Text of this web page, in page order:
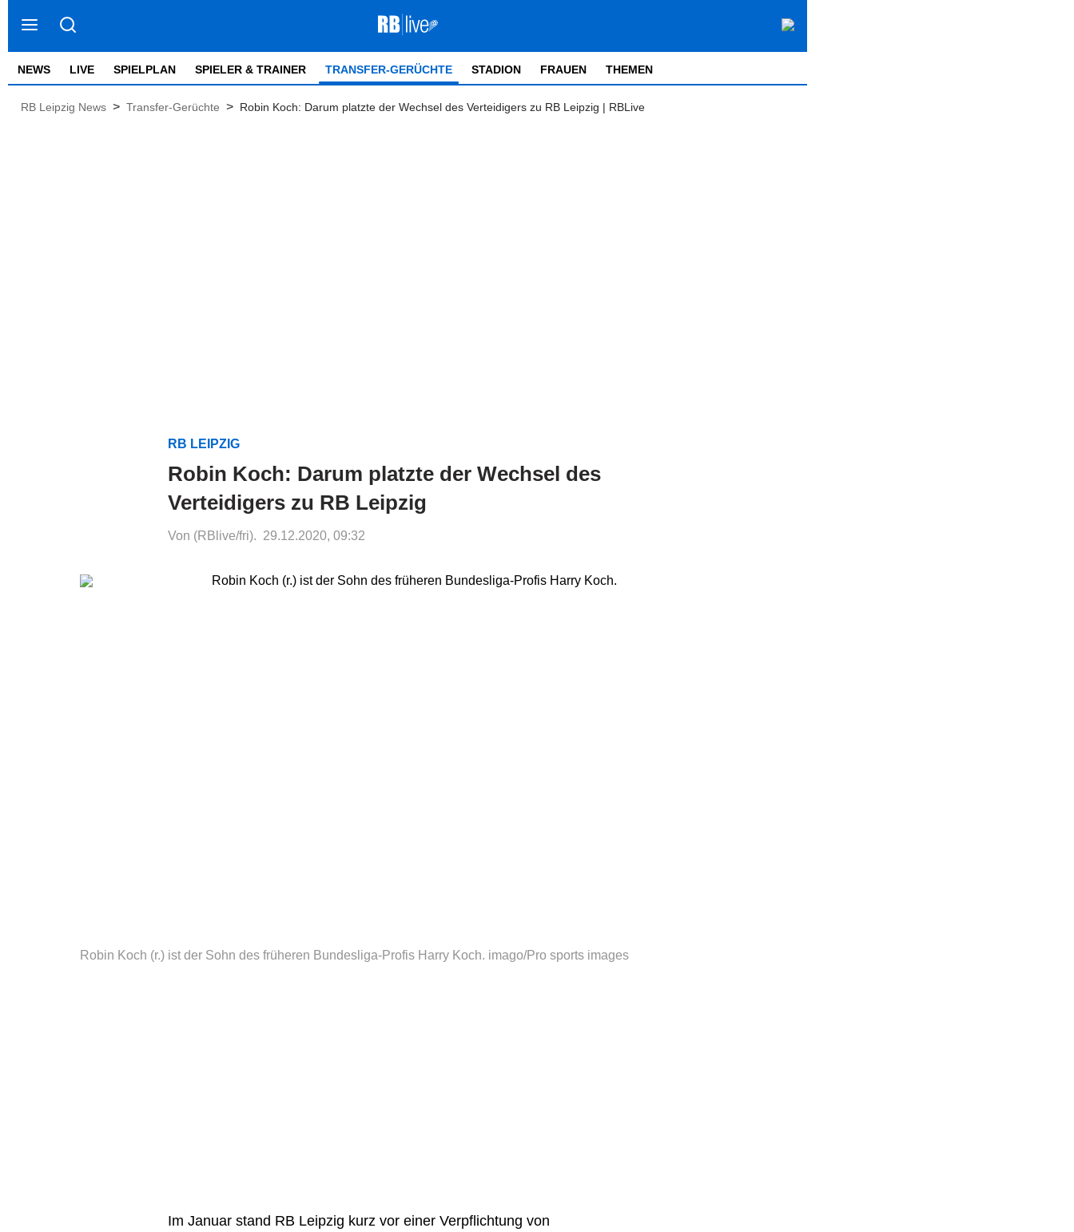
NEWS LIVE SPIELPLAN SPIELER & TRAINER TRANSFER-GERÜCHTE STADION FRAUEN THEMEN
RB Leipzig News > Transfer-Gerüchte > Robin Koch: Darum platzte der Wechsel des Verteidigers zu RB Leipzig | RBLive
RB LEIPZIG
Robin Koch: Darum platzte der Wechsel des
Verteidigers zu RB Leipzig
Von (RBlive/fri). 29.12.2020, 09:32
Robin Koch (r.) ist der Sohn des früheren Bundesliga-Profis Harry Koch. imago/Pro sports images
Im Januar stand RB Leipzig kurz vor einer Verpflichtung von